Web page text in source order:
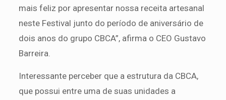
mais feliz por apresentar nossa receita artesanal
neste Festival junto do período de aniversário de
dois anos do grupo CBCA”, afirma o CEO Gustavo
Barreira.
Interessante perceber que a estrutura da CBCA,
que possui entre uma de suas unidades a